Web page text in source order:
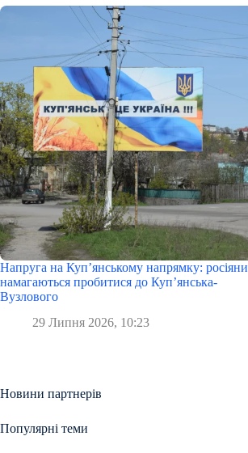
Напруга на Куп’янському напрямку: росіяни
намагаються пробитися до Куп’янська-
Вузлового
29 Липня 2026, 10:23
Новини партнерів
Популярні теми